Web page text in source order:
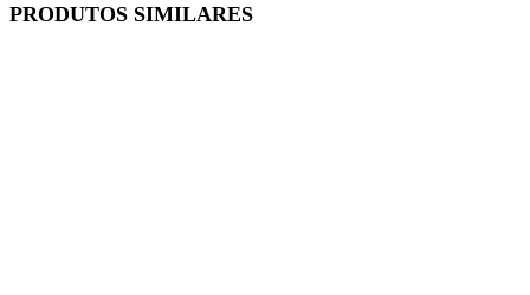
PRODUTOS SIMILARES